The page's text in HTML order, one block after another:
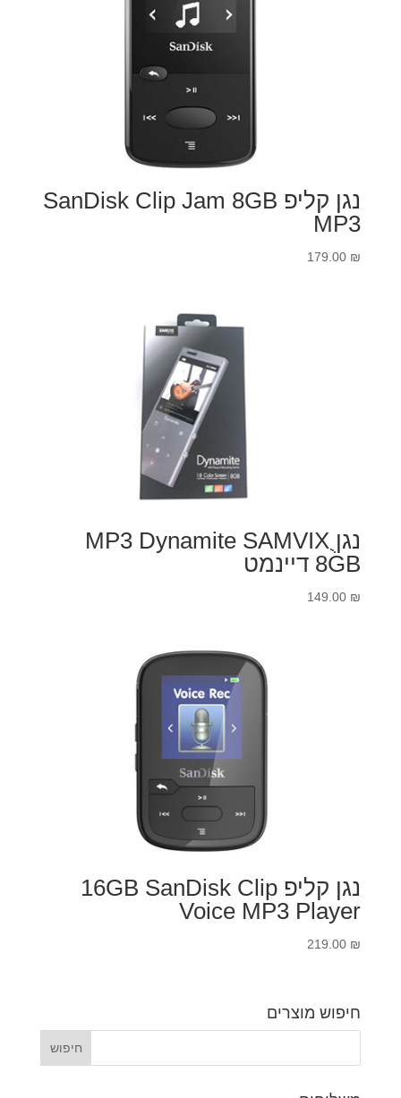
נגן קליפ SanDisk Clip Jam 8GB
MP3
179.00 ₪
נגןֻ MP3 Dynamite SAMVIX
8GB דיינמט
149.00 ₪
נגן קליפ 16GB SanDisk Clip
Voice MP3 Player
219.00 ₪
חיפוש מוצרים